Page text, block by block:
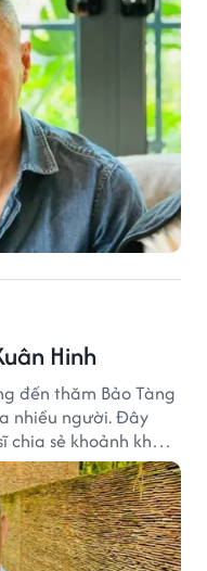
Hinh
đến thăm Bảo Tàng
nhiều người. Đây
chia sẻ khoảnh khắc
trình văn hóa tâm